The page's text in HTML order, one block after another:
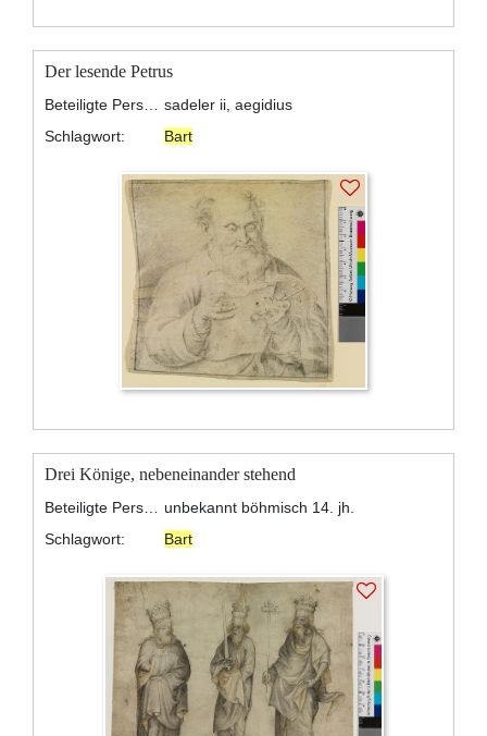
Der lesende Petrus
sadeler ii, aegidius
Schlagwort:
Bart
Drei Könige, nebeneinander stehend
unbekannt böhmisch 14. jh.
Schlagwort:
Bart